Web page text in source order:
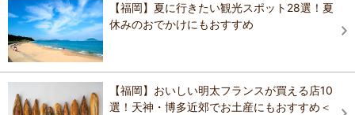
【福岡】夏に行きたい観光スポット28選！夏
休みのおでかけにもおすすめ
【福岡】おいしい明太フランスが買える店10
選！天神・博多近郊でお土産にもおすすめ＜